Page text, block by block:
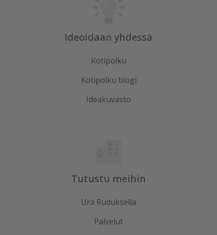
Ideoidaan yhdessä
Kotipolku
Kotipolku blogi
Ideakuvasto
Tutustu meihin
Ura Ruduksella
Palvelut